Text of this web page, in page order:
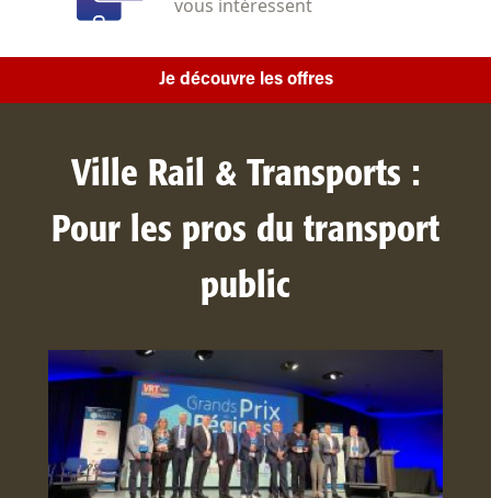
vous intéressent
Je découvre les offres
Ville Rail & Transports :
Pour les pros du transport
public